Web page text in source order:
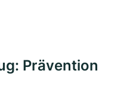
Prävention